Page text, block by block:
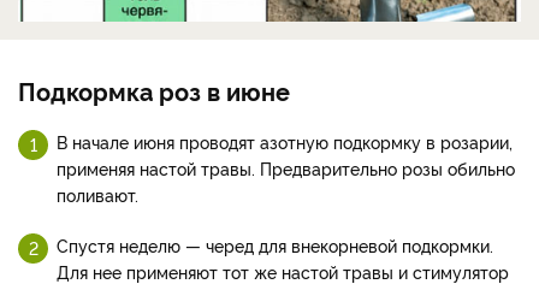
Подкормка роз в июне
В начале июня проводят азотную подкормку в розарии,
применяя настой травы. Предварительно розы обильно
поливают.
Спустя неделю — черед для внекорневой подкормки.
Для нее применяют тот же настой травы и стимулятор